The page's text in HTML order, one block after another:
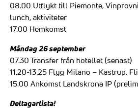
08.00 Utflykt till Piemonte,
lunch, aktiviteter
17.00 Hemkomst
Måndag 26 september
07.30 Transfer från hotellet (senast)
11.20-13.25 Flyg Milano – Kastrup.
15.00 Ankomst Landskrona IP
Deltagarlista!